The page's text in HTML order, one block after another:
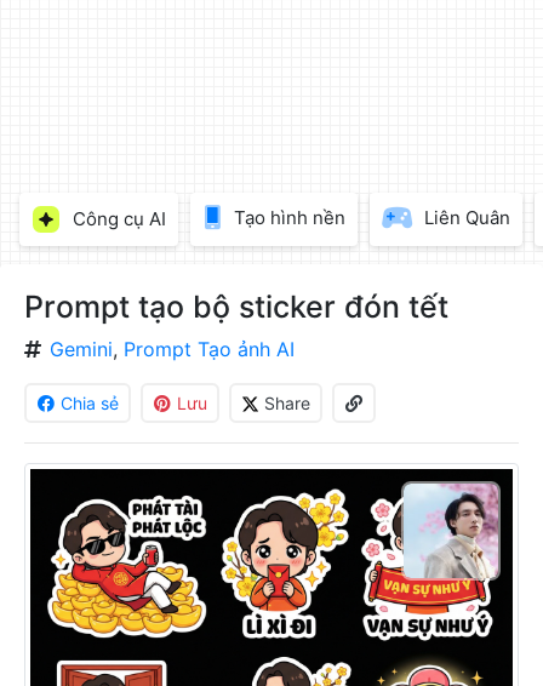
vào
phí
Công cụ AI Tạo hình nền Liên Quân
Prompt tạo bộ sticker đón tết
Gemini, Prompt Tạo ảnh AI
Chia sẻ Lưu Share